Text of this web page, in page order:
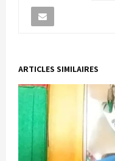
ARTICLES SIMILAIRES